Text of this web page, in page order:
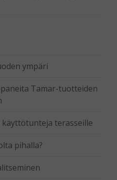
ympäri
Tamar-tuotteiden
terasseille
pihalla?